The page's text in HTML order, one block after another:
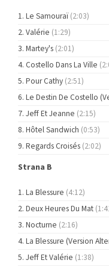
Le Samouraï(2:03)
Valérie (1:29)
Martey's (2:01)
Costello Dans La Ville
Pour Cathy (2:51)
Le Destin De Costello
Jeff Et Jeanne (2:15)
Hôtel Sandwich (0:53)
Regards Croisés (2:02)
Strana B
La Blessure (4:12)
Deux Heures Du Mat
Nocturne (2:16)
La Blessure (Version
Jeff Et Valérie (1:38)